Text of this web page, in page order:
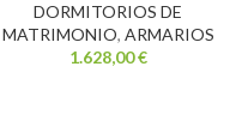
DORMITORIOS DE
MATRIMONIO, ARMARIOS
1.628,00€